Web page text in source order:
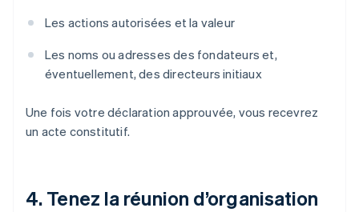
Les actions autorisées et la valeur
Les noms ou adresses des fondateurs et,
éventuellement, des directeurs initiaux
Une fois votre déclaration approuvée, vous recevrez
un acte constitutif.
4. Tenez la réunion d’organisation